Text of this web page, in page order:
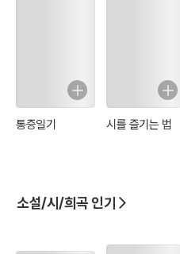
통증일기 시를 즐기는 법
소설/시/희곡 인기